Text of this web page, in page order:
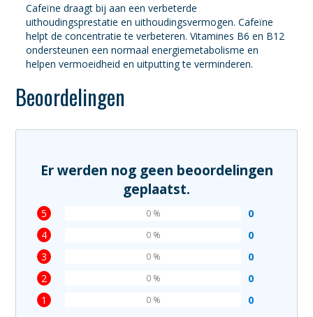
Cafeïne draagt bij aan een verbeterde
uithoudingsprestatie en uithoudingsvermogen. Cafeïne
helpt de concentratie te verbeteren. Vitamines B6 en B12
ondersteunen een normaal energiemetabolisme en
helpen vermoeidheid en uitputting te verminderen.
Beoordelingen
Er werden nog geen beoordelingen
geplaatst.
5 0
0 %
4 0
0 %
3 0
0 %
2 0
0 %
1 0
0 %